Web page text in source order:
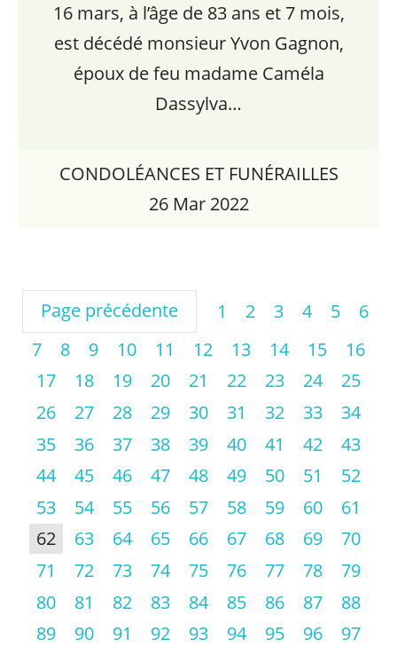
16 mars, à l’âge de 83 ans et 7 mois,
est décédé monsieur Yvon Gagnon,
époux de feu madame Caméla
Dassylva…
CONDOLÉANCES ET FUNÉRAILLES
26 Mar 2022
Page précédente 1 2 3 4 5
6
7
8 9 10 11 12 13 14 15
16
17
18 19 20 21 22 23 24
25
26
27 28 29 30 31 32 33
34
35
36 37 38 39 40 41 42
43
44
45 46 47 48 49 50 51
52
53
54 55 56 57 58 59 60
61
62
63 64 65 66 67 68 69
70
71
72 73 74 75 76 77 78
79
80
81 82 83 84 85 86 87
88
89
90 91 92 93 94 95 96
97